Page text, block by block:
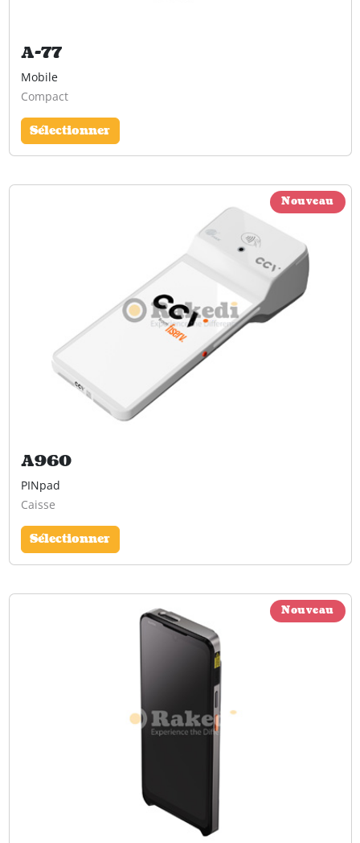
A-77
Mobile
Compact
Sélectionner
Nouveau
A960
PINpad
Caisse
Sélectionner
Nouveau